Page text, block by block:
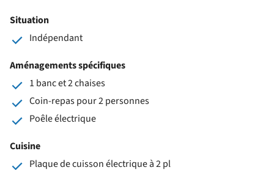
Situation
Indépendant
Aménagements spécifiques
1 banc et 2 chaises
Coin-repas pour 2 personnes
Poêle électrique
Cuisine
Plaque de cuisson électrique à 2 pl